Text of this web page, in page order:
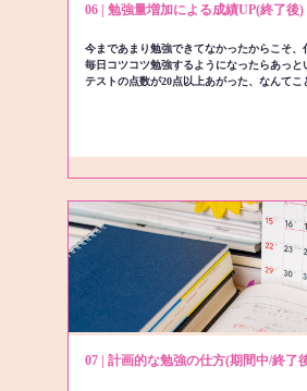
06 | 勉強量増加による成績UP(終了後)
今まであまり勉強できてなかったからこそ、
毎日コツコツ勉強するようになったらあっと
テストの点数が20点以上あがった、なんてこ
07 | 計画的な勉強の仕方(期間中/終了